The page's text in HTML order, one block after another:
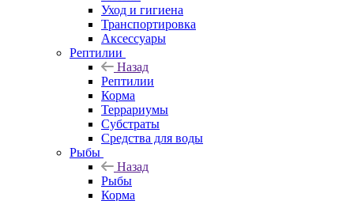
Уход и гигиена
Транспортировка
Аксессуары
Рептилии
Назад
Рептилии
Корма
Террариумы
Субстраты
Средства для воды
Рыбы
Назад
Рыбы
Корма